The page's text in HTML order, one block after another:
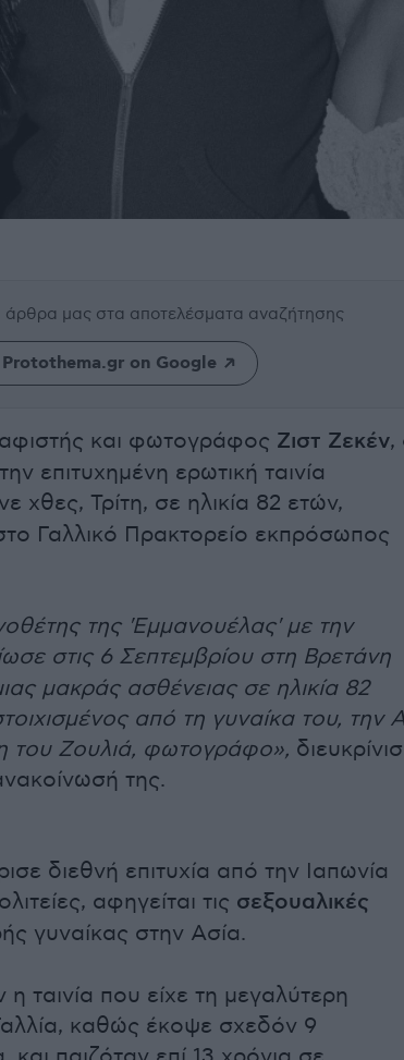
άρθρα μας στα αποτελέσματα αναζήτησης
on Google
και φωτογράφος Ζιστ Ζεκέν,
επιτυχημένη ερωτική ταινία
χθες, Τρίτη, σε ηλικία 82 ετών,
Γαλλικό Πρακτορείο εκπρόσωπος
της 'Εμμανουέλας' με την
στις 6 Σεπτεμβρίου στη Βρετάνη
μακράς ασθένειας σε ηλικία 82
από τη γυναίκα του, την
του Ζουλιά, φωτογράφο»,
της.
διεθνή επιτυχία από την Ιαπωνία
αφηγείται τις σεξουαλικές
γυναίκας στην Ασία.
ταινία που είχε τη μεγαλύτερη
καθώς έκοψε σχεδόν 9